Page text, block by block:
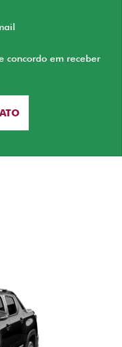
concordo em receber